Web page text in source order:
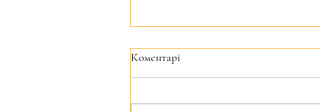
Коментарі